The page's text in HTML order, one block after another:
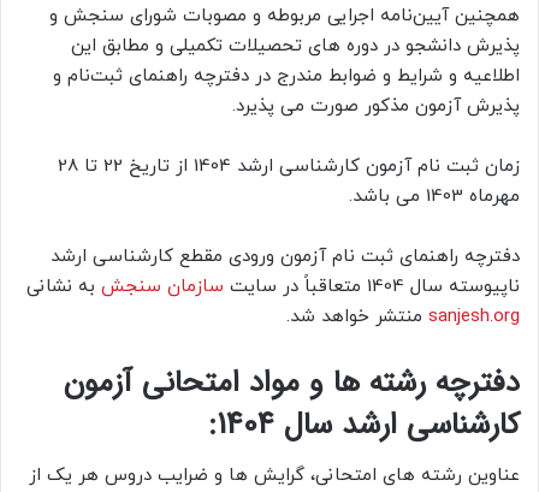
همچنین آیین‌نامه اجرایی مربوطه و مصوبات شورای سنجش و
پذیرش دانشجو در دوره های تحصیلات تکمیلی و مطابق این
اطلاعیه و شرایط و ضوابط مندرج در دفترچه راهنمای ثبت‌نام و
پذیرش آزمون مذکور صورت می پذیرد.
زمان ثبت نام آزمون کارشناسی ارشد 1404 از تاریخ 22 تا 28
مهرماه 1403 می باشد.
دفترچه راهنمای ثبت نام آزمون ورودی مقطع کارشناسی ارشد
ناپیوسته سال 1404
متعاقباً در سایت سازمان سنجش به نشانی
sanjesh.org منتشر خواهد شد.
دفترچه رشته ها و مواد امتحانی آزمون
کارشناسی ارشد سال 1404:
عناوین رشته های امتحانی، گرایش ها و ضرایب دروس هر یک از